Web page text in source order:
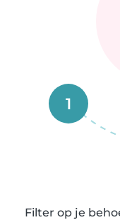
1
Filter op je